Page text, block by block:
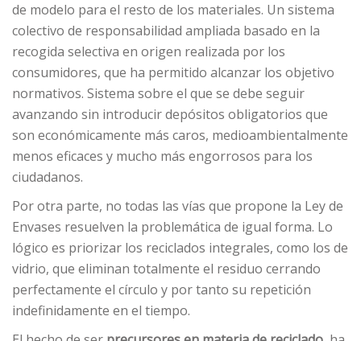
de modelo para el resto de los materiales. Un sistema
colectivo de responsabilidad ampliada basado en la
recogida selectiva en origen realizada por los
consumidores, que ha permitido alcanzar los objetivo
normativos. Sistema sobre el que se debe seguir
avanzando sin introducir depósitos obligatorios que
son económicamente más caros, medioambientalmente
menos eficaces y mucho más engorrosos para los
ciudadanos.
Por otra parte, no todas las vías que propone la Ley de
Envases resuelven la problemática de igual forma. Lo
lógico es priorizar los reciclados integrales, como los de
vidrio, que eliminan totalmente el residuo cerrando
perfectamente el círculo y por tanto su repetición
indefinidamente en el tiempo.